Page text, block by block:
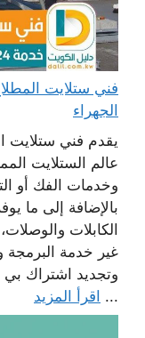
الجهراء
يقدم فني ستلايت
عالم الستلايت
وخدمات الفك أو
بالإضافة إلى ما
الكابلات
غير خدمة البرمجة
وتجديد اشتراك بي
... اقرأ المزيد